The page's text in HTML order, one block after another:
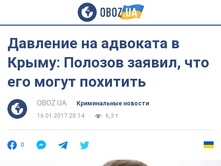
Давление на адвоката в
Крыму: Полозов заявил, что
его могут похитить
OBOZ.UA
Криминальные новости
16.01.2017 20:14
6,3 т.
0